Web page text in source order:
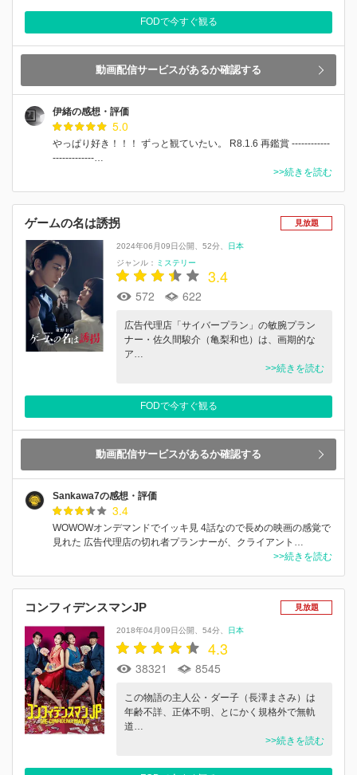
FODで今すぐ観る
動画配信サービスがあるか確認する
伊緒の感想・評価
5.0
やっぱり好き！！！ ずっと観ていたい。 R8.1.6 再鑑賞 ------------
-------------…
>>続きを読む
ゲームの名は誘拐 見放題
2024年06月09日公開 52分
日本
ジャンル： ミステリー
3.4
572 622
広告代理店「サイバープラン」の敏腕プラン
ナー・佐久間駿介（亀梨和也）は、画期的な
ア…
>>続きを読む
FODで今すぐ観る
動画配信サービスがあるか確認する
Sankawa7の感想・評価
3.4
WOWOWオンデマンドでイッキ見 4話なので長めの映画の感覚で
見れた 広告代理店の切れ者プランナーが、クライアント…
>>続きを読む
コンフィデンスマンJP 見放題
2018年04月09日公開 54分 日本
4.3
38321 8545
この物語の主人公・ダー子（長澤まさみ）は
年齢不詳、正体不明、とにかく規格外で無軌
道…
>>続きを読む